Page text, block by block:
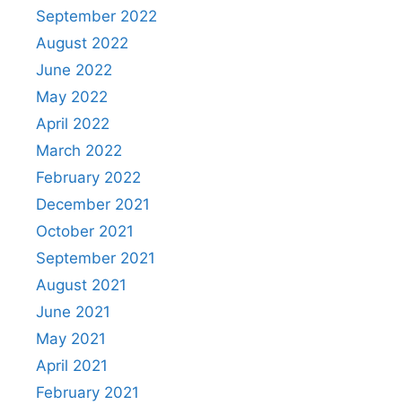
September 2022
August 2022
June 2022
May 2022
April 2022
March 2022
February 2022
December 2021
October 2021
September 2021
August 2021
June 2021
May 2021
April 2021
February 2021